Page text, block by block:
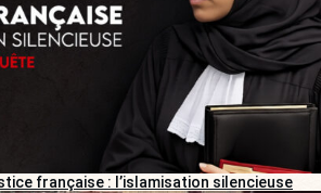
française : l’islamisation silencieuse